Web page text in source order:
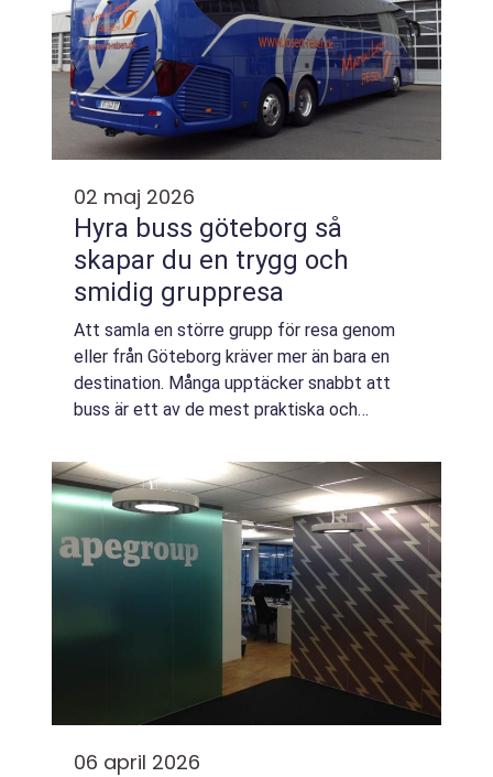
02 maj 2026
Hyra buss göteborg så
skapar du en trygg och
smidig gruppresa
Att samla en större grupp för resa genom
eller från Göteborg kräver mer än bara en
destination. Många upptäcker snabbt att
buss är ett av de mest praktiska och
någon vill hyra buss Göteborg handlar frågan
oft...
06 april 2026